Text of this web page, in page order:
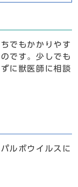
でもかかりやす
です。少しでも
に獣医師に相談
ルボウイルスに